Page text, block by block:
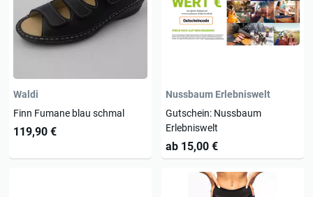
Waldi
Finn Fumane blau schmal
119,90 €
Nussbaum Erlebniswelt
Gutschein: Nussbaum
Erlebniswelt
ab 15,00 €